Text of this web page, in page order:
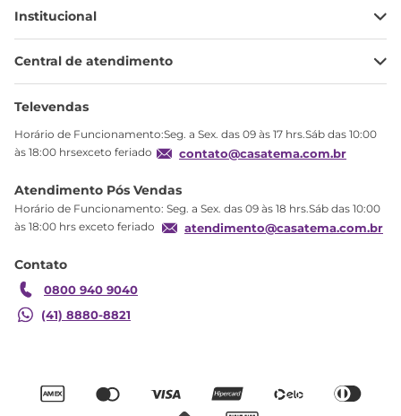
Institucional
Minha Conta
Meus pedidos
Troca
Garantia
Central de atendimento
Ajuda
Televendas
Horário de Funcionamento:Seg. a Sex. das 09 às 17 hrs.Sáb das 10:00
às 18:00 hrsexceto feriado
contato@casatema.com.br
Atendimento Pós Vendas
Horário de Funcionamento: Seg. a Sex. das 09 às 18 hrs.Sáb das 10:00
às 18:00 hrs exceto feriado
atendimento@casatema.com.br
Contato
0800 940 9040
(41) 8880-8821